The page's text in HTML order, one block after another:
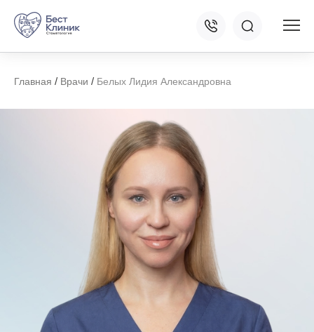
Главная / Врачи / Белых Лидия Александровна